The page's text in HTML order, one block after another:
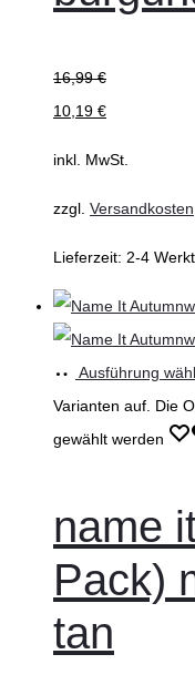
16,99€
10,19 €
inkl. MwSt.
zzgl. Versandkosten
Lieferzeit: 2-4
Ausführung
Varianten auf. Die
gewählt werden
name
Pack)
tan